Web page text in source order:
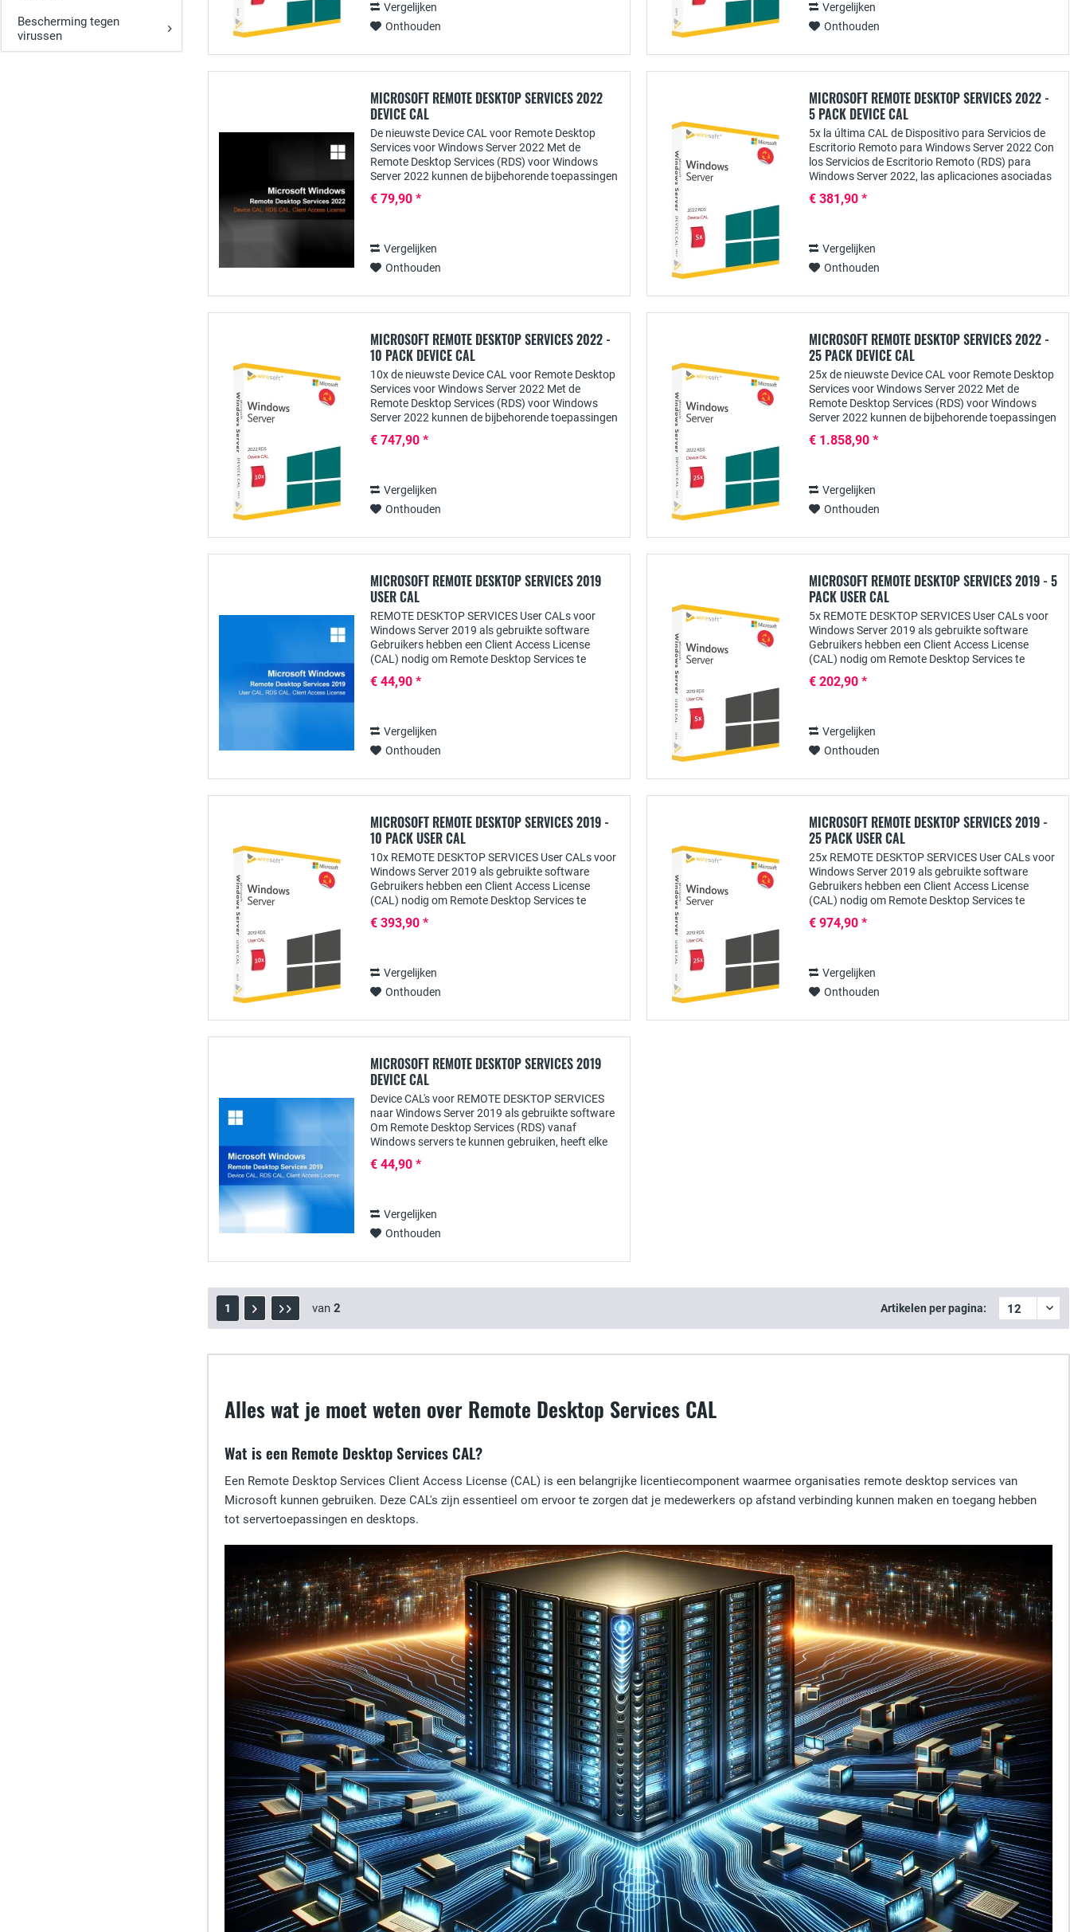
Bescherming tegen
virussen
Vergelijken
Onthouden
Vergelijken
Onthouden
MICROSOFT REMOTE DESKTOP SERVICES 2022
DEVICE CAL
De nieuwste Device CAL voor Remote Desktop
Services voor Windows Server 2022 Met de
Remote Desktop Services (RDS) voor Windows
Server 2022 kunnen de bijbehorende toepassingen
gesteld. Om...
€ 79,90 *
Vergelijken
Onthouden
MICROSOFT REMOTE DESKTOP SERVICES 2022 -
5 PACK DEVICE CAL
5x la última CAL de Dispositivo para Servicios de
Escritorio Remoto para Windows Server 2022 Con
los Servicios de Escritorio Remoto (RDS) para
Windows Server 2022, las aplicaciones asociadas
€ 381,90 *
Vergelijken
Onthouden
MICROSOFT REMOTE DESKTOP SERVICES 2022 -
10 PACK DEVICE CAL
10x de nieuwste Device CAL voor Remote Desktop
Services voor Windows Server 2022 Met de
Remote Desktop Services (RDS) voor Windows
Server 2022 kunnen de bijbehorende toepassingen
gesteld....
€ 747,90 *
Vergelijken
Onthouden
MICROSOFT REMOTE DESKTOP SERVICES 2022 -
25 PACK DEVICE CAL
25x de nieuwste Device CAL voor Remote Desktop
Services voor Windows Server 2022 Met de
Remote Desktop Services (RDS) voor Windows
Server 2022 kunnen de bijbehorende toepassingen
gesteld....
€ 1.858,90 *
Vergelijken
Onthouden
MICROSOFT REMOTE DESKTOP SERVICES 2019
USER CAL
REMOTE DESKTOP SERVICES User CALs voor
Windows Server 2019 als gebruikte software
Gebruikers hebben een Client Access License
(CAL) nodig om Remote Desktop Services te
overal toegang kunnen...
€ 44,90 *
Vergelijken
Onthouden
MICROSOFT REMOTE DESKTOP SERVICES 2019 - 5
PACK USER CAL
5x REMOTE DESKTOP SERVICES User CALs voor
Windows Server 2019 als gebruikte software
Gebruikers hebben een Client Access License
(CAL) nodig om Remote Desktop Services te
overal toegang kunnen...
€ 202,90 *
Vergelijken
Onthouden
MICROSOFT REMOTE DESKTOP SERVICES 2019 -
10 PACK USER CAL
10x REMOTE DESKTOP SERVICES User CALs voor
Windows Server 2019 als gebruikte software
Gebruikers hebben een Client Access License
(CAL) nodig om Remote Desktop Services te
overal toegang kunnen...
€ 393,90 *
Vergelijken
Onthouden
MICROSOFT REMOTE DESKTOP SERVICES 2019 -
25 PACK USER CAL
25x REMOTE DESKTOP SERVICES User CALs voor
Windows Server 2019 als gebruikte software
Gebruikers hebben een Client Access License
(CAL) nodig om Remote Desktop Services te
overal toegang kunnen...
€ 974,90 *
Vergelijken
Onthouden
MICROSOFT REMOTE DESKTOP SERVICES 2019
DEVICE CAL
Device CAL's voor REMOTE DESKTOP SERVICES
naar Windows Server 2019 als gebruikte software
Om Remote Desktop Services (RDS) vanaf
Windows servers te kunnen gebruiken, heeft elke
waarmee...
€ 44,90 *
Vergelijken
Onthouden
1 van 2 Artikelen per pagina:
Alles wat je moet weten over Remote Desktop Services CAL
Wat is een Remote Desktop Services CAL?
Een Remote Desktop Services Client Access License (CAL) is een belangrijke licentiecomponent waarmee organisaties remote desktop services van
Microsoft kunnen gebruiken. Deze CAL's zijn essentieel om ervoor te zorgen dat je medewerkers op afstand verbinding kunnen maken en toegang hebben
tot servertoepassingen en desktops.